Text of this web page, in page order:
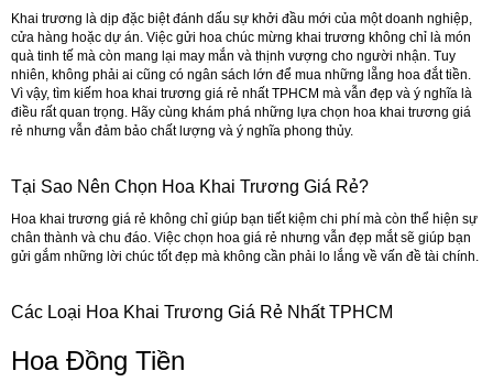
Khai trương là dịp đặc biệt đánh dấu sự khởi đầu mới của một doanh nghiệp,
cửa hàng hoặc dự án. Việc gửi hoa chúc mừng khai trương không chỉ là món
quà tinh tế mà còn mang lại may mắn và thịnh vượng cho người nhận. Tuy
nhiên, không phải ai cũng có ngân sách lớn để mua những lẵng hoa đắt tiền.
Vì vậy, tìm kiếm hoa khai trương giá rẻ nhất TPHCM mà vẫn đẹp và ý nghĩa là
điều rất quan trọng. Hãy cùng khám phá những lựa chọn hoa khai trương giá
rẻ nhưng vẫn đảm bảo chất lượng và ý nghĩa phong thủy.
Tại Sao Nên Chọn Hoa Khai Trương Giá Rẻ?
Hoa khai trương giá rẻ không chỉ giúp bạn tiết kiệm chi phí mà còn thể hiện sự
chân thành và chu đáo. Việc chọn hoa giá rẻ nhưng vẫn đẹp mắt sẽ giúp bạn
gửi gắm những lời chúc tốt đẹp mà không cần phải lo lắng về vấn đề tài chính.
Các Loại Hoa Khai Trương Giá Rẻ Nhất TPHCM
Hoa Đồng Tiền